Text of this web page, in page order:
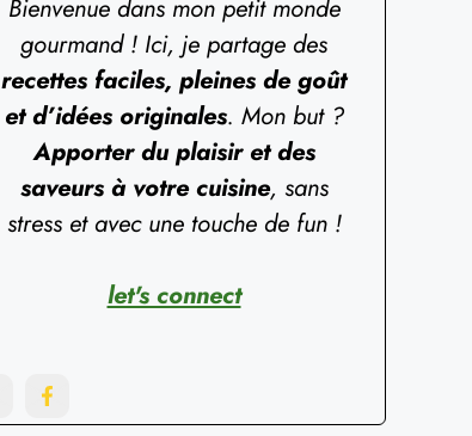
Bienvenue dans mon petit monde
gourmand ! Ici, je partage des
recettes faciles, pleines de goût
et d’idées originales. Mon but ?
Apporter du plaisir et des
saveurs à votre cuisine, sans
stress et avec une touche de fun !
let's connect